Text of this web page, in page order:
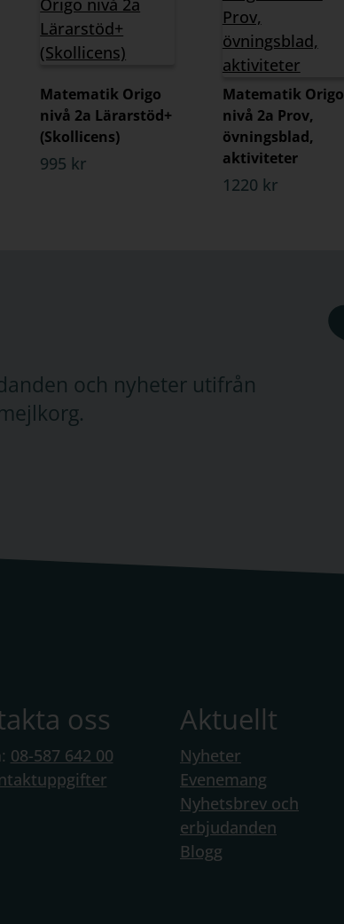
Matematik Origo
nivå 2a Lärarstöd+
(Skollicens)
995 kr
Matematik Origo
nivå 2a Prov,
övningsblad,
aktiviteter
1220 kr
och nyheter utifrån
oss
08-587 642 00
Aktuellt
Nyheter
Evenemang
Nyhetsbrev och
erbjudanden
Blogg